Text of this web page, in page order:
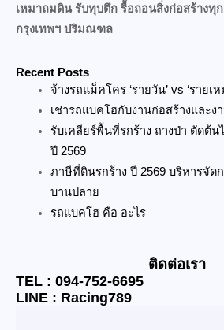
เหมาถมดิน รับทุบตึก รื้อถอนสิ่งก่อสร้างทุ
กรุงเทพฯ ปริมณฑล
Recent Posts
จ้างรถแม็คโคร ‘รายวัน’ vs ‘รายเ
เช่ารถแบคโฮกับงานก่อสร้างและง
รับเคลียร์พื้นที่รกร้าง ถางป่า ตัดต้
ปี 2569
ภาษีที่ดินรกร้าง ปี 2569 บริหารจัด
บานปลาย
รถแบคโฮ คือ อะไร
ติดต่อเรา
TEL : 094-752-6695
LINE : Racing789